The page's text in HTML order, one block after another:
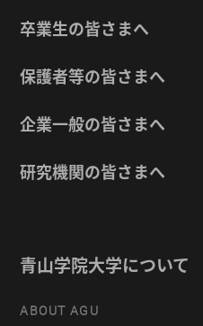
卒業生の皆さまへ
保護者等の皆さまへ
企業一般の皆さまへ
研究機関の皆さまへ
青山学院大学について
ABOUT AGU